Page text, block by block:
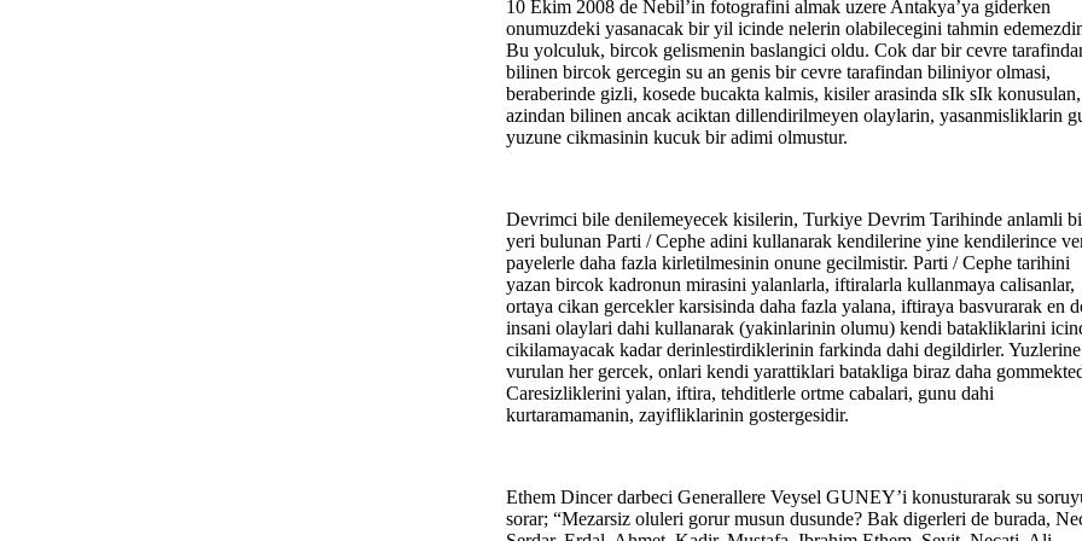
10 Ekim 2008 de Nebil’in fotografini almak uzere Antakya’ya giderken
onumuzdeki yasanacak bir yil icinde nelerin olabilecegini tahmin
Bu yolculuk, bircok gelismenin baslangici oldu. Cok dar bir cevre
bilinen bircok gercegin su an genis bir cevre tarafindan biliniyor olmasi,
beraberinde gizli, kosede bucakta kalmis, kisiler arasinda sIk sIk
azindan bilinen ancak aciktan dillendirilmeyen olaylarin, yasanmisliklarin
yuzune cikmasinin kucuk bir adimi olmustur.
Devrimci bile denilemeyecek kisilerin, Turkiye Devrim Tarihinde anlamli
yeri bulunan Parti / Cephe adini kullanarak kendilerine yine kendilerince
payelerle daha fazla kirletilmesinin onune gecilmistir. Parti / Cephe tarihini
yazan bircok kadronun mirasini yalanlarla, iftiralarla kullanmaya calisanlar,
ortaya cikan gercekler karsisinda daha fazla yalana, iftiraya basvurarak en
insani olaylari dahi kullanarak (yakinlarinin olumu) kendi batakliklarini
cikilamayacak kadar derinlestirdiklerinin farkinda dahi degildirler. Yuzlerine
vurulan her gercek, onlari kendi yarattiklari batakliga biraz daha
Caresizliklerini yalan, iftira, tehditlerle ortme cabalari, gunu dahi
kurtaramamanin, zayifliklarinin gostergesidir.
Ethem Dincer darbeci Generallere Veysel GUNEY’i konusturarak su
sorar; “Mezarsiz oluleri gorur musun dusunde? Bak digerleri de burada,